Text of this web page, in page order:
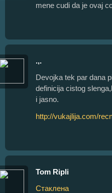
mene cudi da je ovaj
.,.
Devojka tek par dana
definicija cistog
i jasno.
http://vukajlija.com/
Tom Ripli
Стаклена